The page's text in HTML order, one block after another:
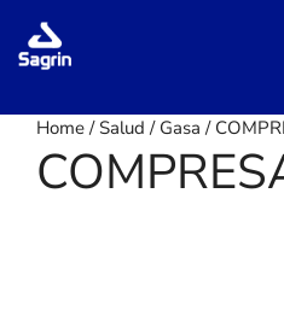
content
Home/ Salud / Gasa /